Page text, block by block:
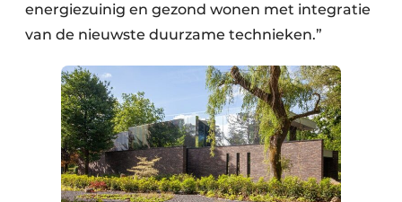
energiezuinig en gezond wonen met integratie
van de nieuwste duurzame technieken.”